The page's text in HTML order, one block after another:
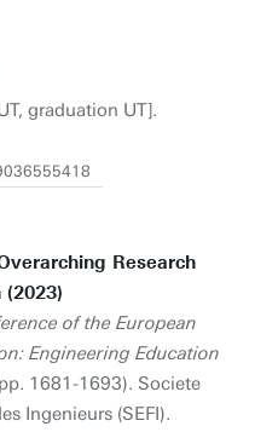
graduation UT].
Research
of the European
Engineering Education
1681-1693). Societe
Ingenieurs (SEFI).